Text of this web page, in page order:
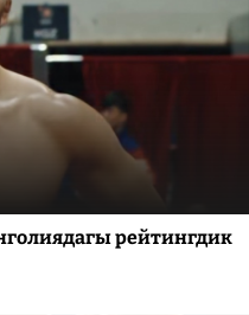
рейтингдик